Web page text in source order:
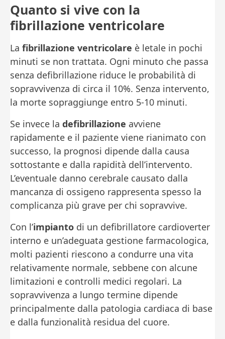
Quanto si vive con la
fibrillazione ventricolare
La fibrillazione ventricolare è letale in pochi
minuti se non trattata. Ogni minuto che passa
senza defibrillazione riduce le probabilità di
sopravvivenza di circa il 10%. Senza intervento,
la morte sopraggiunge entro 5-10 minuti.
Se invece la defibrillazione avviene
rapidamente e il paziente viene rianimato con
successo, la prognosi dipende dalla causa
sottostante e dalla rapidità dell’intervento.
L’eventuale danno cerebrale causato dalla
mancanza di ossigeno rappresenta spesso la
complicanza più grave per chi sopravvive.
Con l’impianto di un defibrillatore cardioverter
interno e un’adeguata gestione farmacologica,
molti pazienti riescono a condurre una vita
relativamente normale, sebbene con alcune
limitazioni e controlli medici regolari. La
sopravvivenza a lungo termine dipende
principalmente dalla patologia cardiaca di base
e dalla funzionalità residua del cuore.